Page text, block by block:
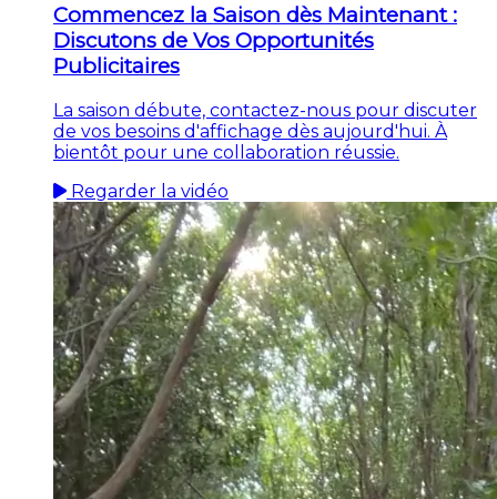
Commencez la Saison dès Maintenant :
Discutons de Vos Opportunités
Publicitaires
La saison débute, contactez-nous pour discuter
de vos besoins d'affichage dès aujourd'hui. À
bientôt pour une collaboration réussie.
Regarder la vidéo